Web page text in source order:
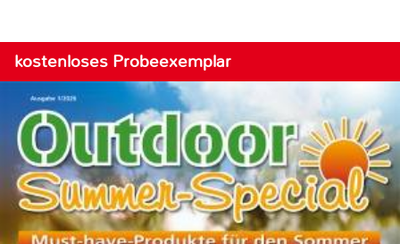
kostenloses Probeexemplar